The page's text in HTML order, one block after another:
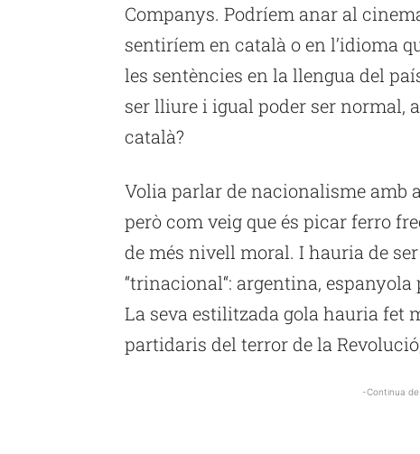
Companys. Podríem anar al
sentiríem en català o en l’idioma
les sentències en la llengua del
ser lliure i igual poder ser normal,
català?
Volia parlar de nacionalisme amb
però com veig que és picar ferro
de més nivell moral. I hauria de
“trinacional“: argentina,
La seva estilitzada gola hauria fet
partidaris del terror de la
-Continua